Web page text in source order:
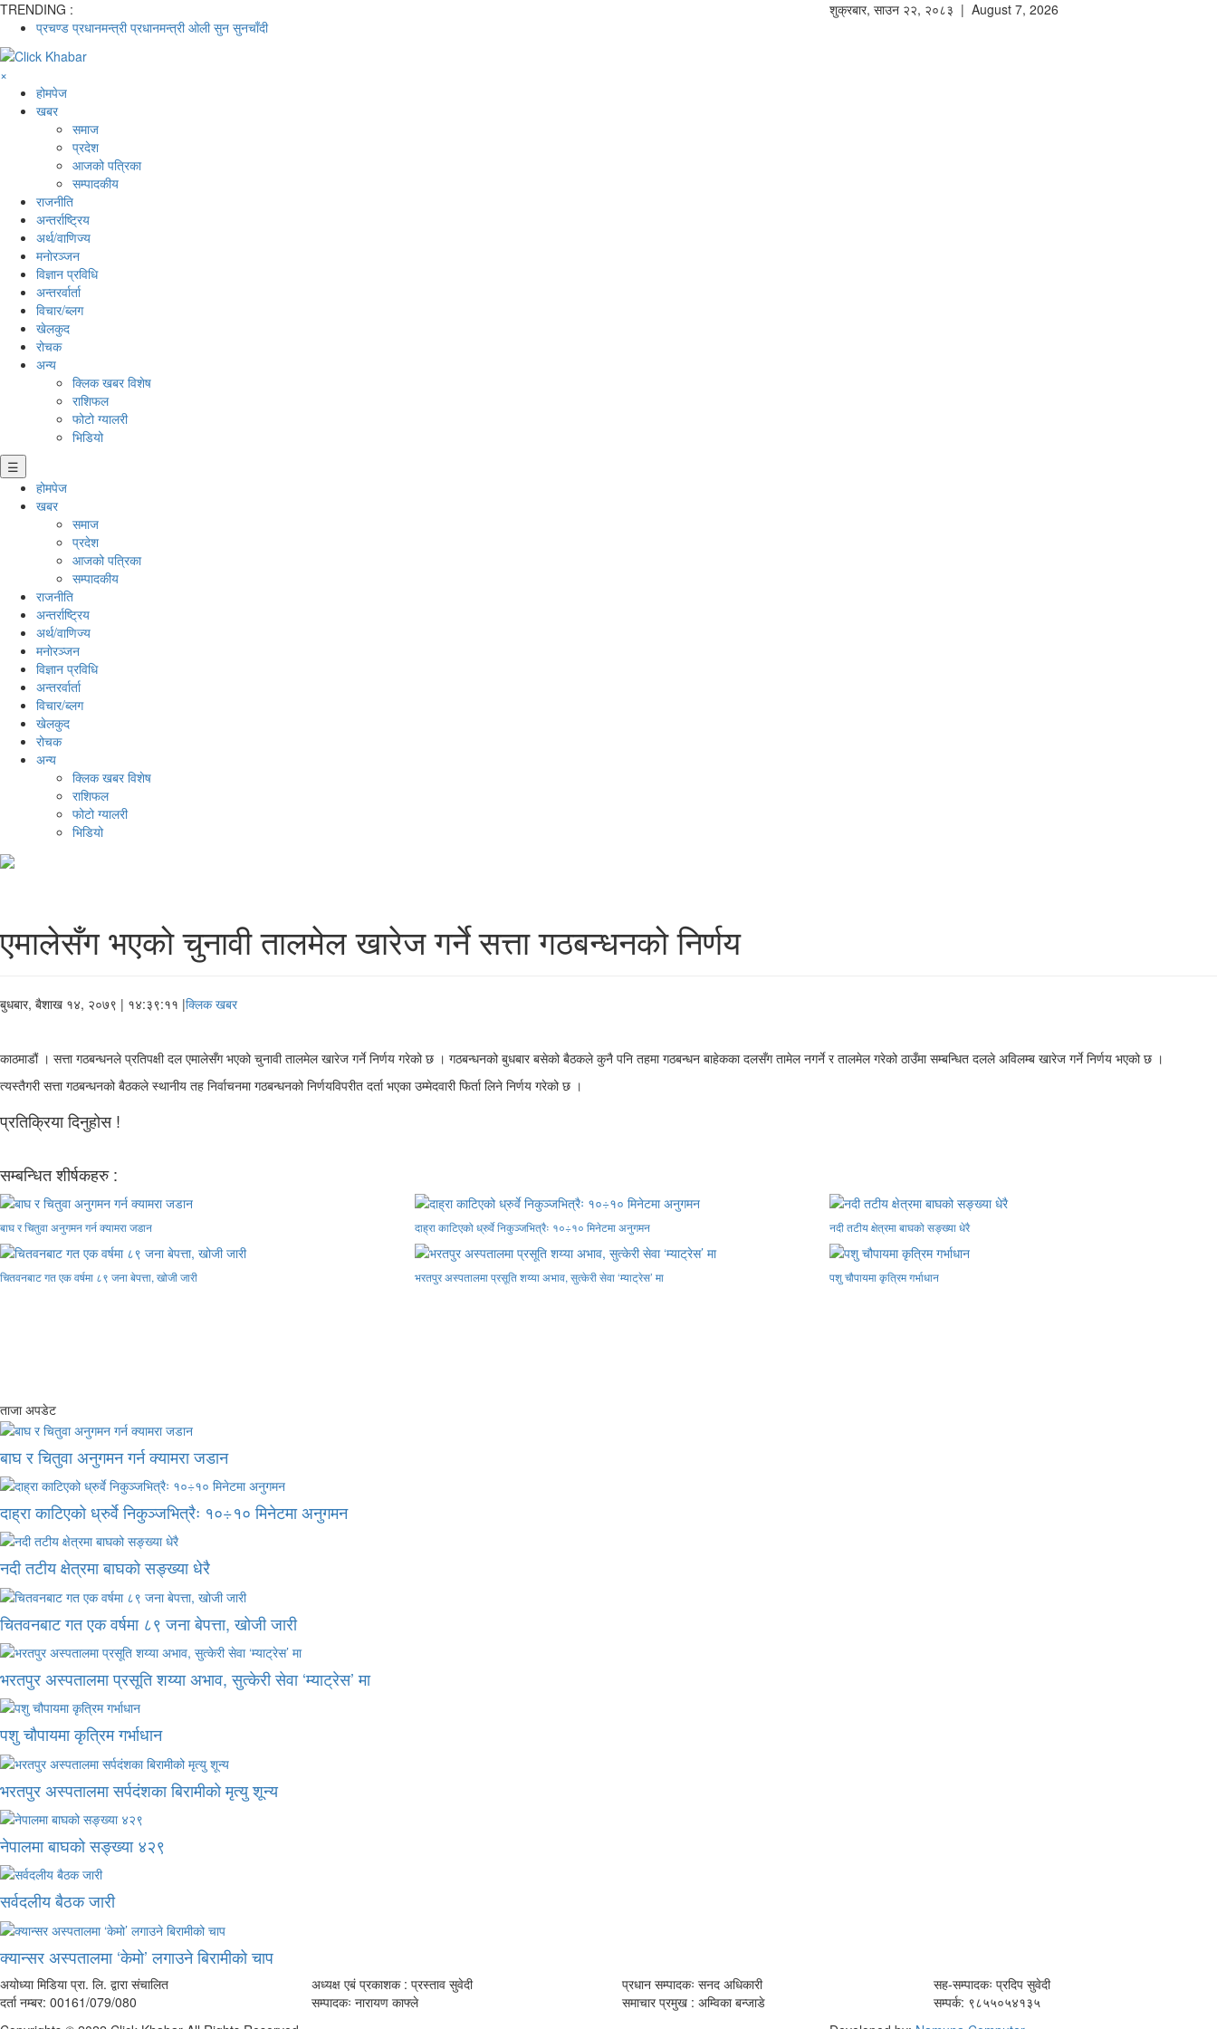
TRENDING :
प्रचण्ड प्रधानमन्त्री प्रधानमन्त्री ओली सुन सुनचाँदी
शुक्रबार, साउन २२, २०८३ | August 7, 2026
×
होमपेज
खबर
समाज
प्रदेश
आजको पत्रिका
सम्पादकीय
राजनीति
अन्तर्राष्ट्रिय
अर्थ/वाणिज्य
मनाेरञ्जन
विज्ञान प्रविधि
अन्तरर्वार्ता
विचार/ब्लग
खेलकुद
रोचक
अन्य
क्लिक खबर विशेष
राशिफल
फोटो ग्यालरी
भिडियो
☰
होमपेज
खबर
समाज
प्रदेश
आजको पत्रिका
सम्पादकीय
राजनीति
अन्तर्राष्ट्रिय
अर्थ/वाणिज्य
मनाेरञ्जन
विज्ञान प्रविधि
अन्तरर्वार्ता
विचार/ब्लग
खेलकुद
रोचक
अन्य
क्लिक खबर विशेष
राशिफल
फोटो ग्यालरी
भिडियो
एमालेसँग भएको चुनावी तालमेल खारेज गर्ने सत्ता गठबन्धनको निर्णय
बुधबार, बैशाख १४, २०७९ | १४:३९:११ |क्लिक खबर
काठमाडौं । सत्ता गठबन्धनले प्रतिपक्षी दल एमालेसँग भएको चुनावी तालमेल खारेज गर्ने निर्णय गरेको छ । गठबन्धनको बुधबार बसेको बैठकले कुनै पनि तहमा गठबन्धन बाहेकका दलसँग तामेल नगर्ने र तालमेल गरेको ठाउँमा सम्बन्धित दलले अविलम्ब खारेज गर्ने निर्णय भएको छ ।
त्यस्तैगरी सत्ता गठबन्धनको बैठकले स्थानीय तह निर्वाचनमा गठबन्धनको निर्णयविपरीत दर्ता भएका उम्मेदवारी फिर्ता लिने निर्णय गरेको छ ।
प्रतिक्रिया दिनुहोस !
सम्बन्धित शीर्षकहरु :
बाघ र चितुवा अनुगमन गर्न क्यामरा जडान दाह्रा काटिएको ध्रुर्वे निकुञ्जभित्रैः १०÷१० मिनेटमा अनुगमन नदी तटीय क्षेत्रमा बाघको सङ्ख्या धेरै
चितवनबाट गत एक वर्षमा ८९ जना बेपत्ता, खोजी जारी भरतपुर अस्पतालमा प्रसूति शय्या अभाव, सुत्केरी सेवा ‘म्याट्रेस’ मा पशु चौपायमा कृत्रिम गर्भाधान
ताजा अपडेट
बाघ र चितुवा अनुगमन गर्न क्यामरा जडान
दाह्रा काटिएको ध्रुर्वे निकुञ्जभित्रैः १०÷१० मिनेटमा अनुगमन
नदी तटीय क्षेत्रमा बाघको सङ्ख्या धेरै
चितवनबाट गत एक वर्षमा ८९ जना बेपत्ता, खोजी जारी
भरतपुर अस्पतालमा प्रसूति शय्या अभाव, सुत्केरी सेवा ‘म्याट्रेस’ मा
पशु चौपायमा कृत्रिम गर्भाधान
भरतपुर अस्पतालमा सर्पदंशका बिरामीको मृत्यु शून्य
नेपालमा बाघको सङ्ख्या ४२९
सर्वदलीय बैठक जारी
क्यान्सर अस्पतालमा ‘केमो’ लगाउने बिरामीको चाप
अयोध्या मिडिया प्रा. लि. द्वारा संचालित
दर्ता नम्बर: 00161/079/080
अध्यक्ष एबं प्रकाशक : प्रस्ताव सुवेदी
सम्पादकः नारायण काफ्ले
प्रधान सम्पादकः सनद अधिकारी
समाचार प्रमुख : अम्विका बन्जाडे
सह-सम्पादकः प्रदिप सुवेदी
सम्पर्क: ९८५५०५४१३५